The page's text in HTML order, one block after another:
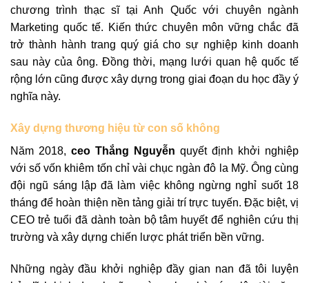
chương trình thạc sĩ tại Anh Quốc với chuyên ngành
Marketing quốc tế. Kiến thức chuyên môn vững chắc đã
trở thành hành trang quý giá cho sự nghiệp kinh doanh
sau này của ông. Đồng thời, mạng lưới quan hệ quốc tế
rộng lớn cũng được xây dựng trong giai đoạn du học đầy ý
nghĩa này.
Xây dựng thương hiệu từ con số không
Năm 2018, ceo Thắng Nguyễn quyết định khởi nghiệp
với số vốn khiêm tốn chỉ vài chục ngàn đô la Mỹ. Ông cùng
đội ngũ sáng lập đã làm việc không ngừng nghỉ suốt 18
tháng để hoàn thiện nền tảng giải trí trực tuyến. Đặc biệt, vị
CEO trẻ tuổi đã dành toàn bộ tâm huyết để nghiên cứu thị
trường và xây dựng chiến lược phát triển bền vững.
Những ngày đầu khởi nghiệp đầy gian nan đã tôi luyện